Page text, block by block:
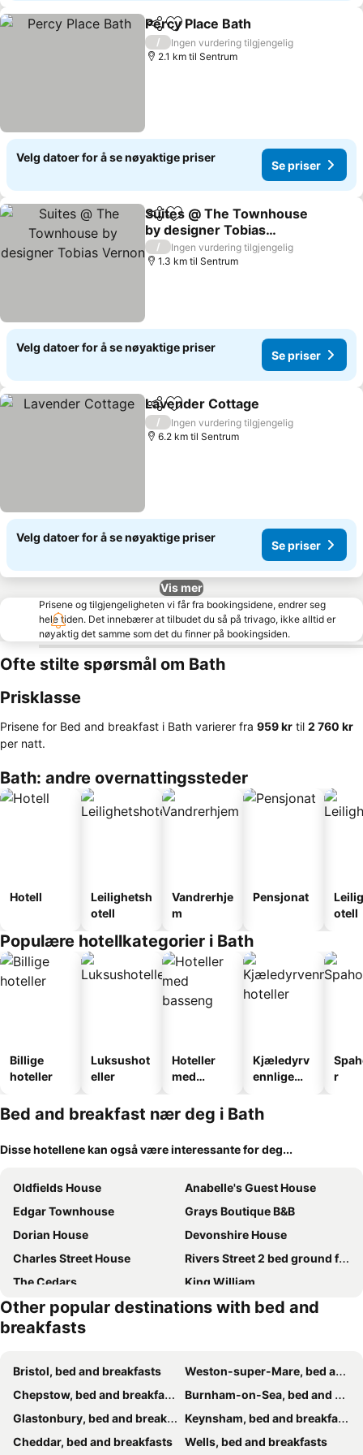
Del Legg til i favoritter
Percy Place Bath
/
Ingen vurdering tilgjengelig
2.1 km til Sentrum
Velg datoer for å se nøyaktige priser
Se priser
Del Legg til i favoritter
Suites @ The Townhouse
by designer Tobias
Vernon
Se priser
/
Ingen vurdering tilgjengelig
1.3 km til Sentrum
Velg datoer for å se nøyaktige priser
Se priser
Del Legg til i favoritter
Lavender Cottage
/
Ingen vurdering tilgjengelig
6.2 km til Sentrum
Velg datoer for å se nøyaktige priser
Se priser
Vis mer
Prisene og tilgjengeligheten vi får fra bookingsidene, endrer seg
hele tiden. Det innebærer at tilbudet du så på trivago, ikke alltid er
nøyaktig det samme som det du finner på bookingsiden.
Ofte stilte spørsmål om Bath
Prisklasse
Prisene for Bed and breakfast i Bath varierer fra ‎959 kr til ‎2 760 kr
per natt.
Bath: andre overnattingssteder
Hotell
Leilighetsh
otell
Vandrerhje
m
Pensjonat
otell
Populære hotellkategorier i Bath
Billige
hoteller
Luksushot
eller
Hoteller
med
Kjæledyrv
ennlige
r
Bed and breakfast nær deg i Bath
Disse hotellene kan også være interessante for deg...
Oldfields House
Anabelle's Guest House
Edgar Townhouse
Grays Boutique B&B
Dorian House
Devonshire House
Charles Street House
Rivers Street 2 bed ground floor Georgian garden Apartment
The Cedars
King William
Pulteney House
Avon Guesthouse
The Windsor Townhouse
Brooks Guesthouse
The Bath House Boutique B&B
Dukes Bath
The Old White Hart Brewery Guesthouse
189 April Cottage
Great Ashley Farm Bed and Breakfast & Shepherds Huts
Widbrook Barns
Tyndall Villa Boutique B&B
Other popular destinations with bed and
breakfasts
Bristol, bed and breakfasts
Weston-super-Mare, bed and breakfasts
Chepstow, bed and breakfasts
Burnham-on-Sea, bed and breakfasts
Glastonbury, bed and breakfasts
Keynsham, bed and breakfasts
Cheddar, bed and breakfasts
Wells, bed and breakfasts